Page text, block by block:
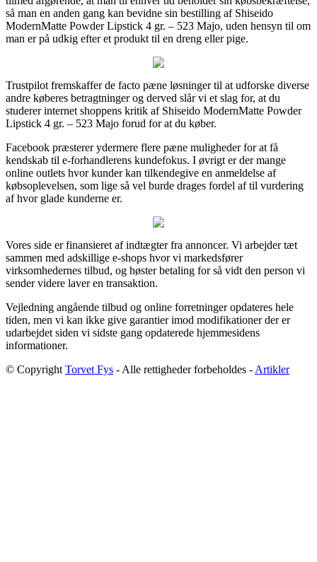
så man en anden gang kan bevidne sin bestilling af Shiseido
ModernMatte Powder Lipstick 4 gr. – 523 Majo, uden hensyn til om
man er på udkig efter et produkt til en dreng eller pige.
Trustpilot fremskaffer de facto pæne løsninger til at udforske diverse
andre køberes betragtninger og derved slår vi et slag for, at du
studerer internet shoppens kritik af Shiseido ModernMatte Powder
Lipstick 4 gr. – 523 Majo forud for at du køber.
Facebook præsterer ydermere flere pæne muligheder for at få
kendskab til e-forhandlerens kundefokus. I øvrigt er der mange
online outlets hvor kunder kan tilkendegive en anmeldelse af
købsoplevelsen, som lige så vel burde drages fordel af til vurdering
af hvor glade kunderne er.
Vores side er finansieret af indtægter fra annoncer. Vi arbejder tæt
sammen med adskillige e-shops hvor vi markedsfører
virksomhedernes tilbud, og høster betaling for så vidt den person vi
sender videre laver en transaktion.
Vejledning angående tilbud og online forretninger opdateres hele
tiden, men vi kan ikke give garantier imod modifikationer der er
udarbejdet siden vi sidste gang opdaterede hjemmesidens
informationer.
© Copyright Torvet Fys - Alle rettigheder forbeholdes - Artikler